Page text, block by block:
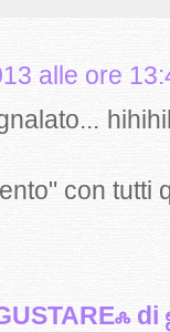
alle ore
con tutti
di